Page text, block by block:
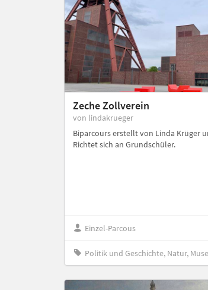
Zeche Zollverein
von lindakrueger
Biparcours erstellt von Linda Krüger
Richtet sich an Grundschüler.
Einzel-Parcous
Politik und Geschichte, Natur,